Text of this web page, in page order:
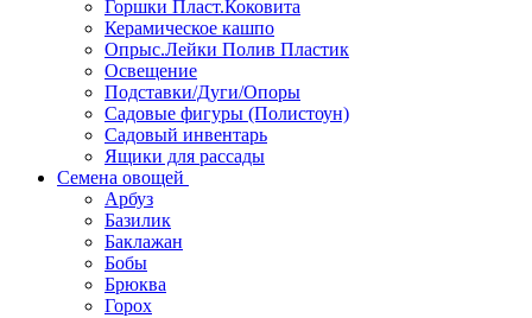
Горшки Пласт.Коковита
Керамическое кашпо
Опрыс.Лейки Полив Пластик
Освещение
Подставки/Дуги/Опоры
Садовые фигуры (Полистоун)
Садовый инвентарь
Ящики для рассады
Семена овощей
Арбуз
Базилик
Баклажан
Бобы
Брюква
Горох